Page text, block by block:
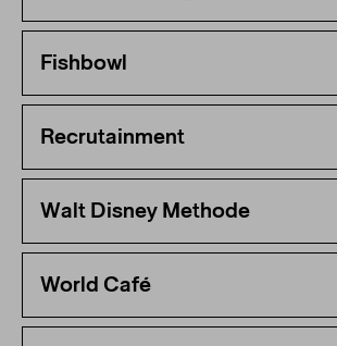
Fishbowl
Recrutainment
Walt Disney Methode
World Café